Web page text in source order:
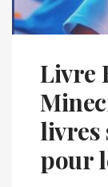
Livre
livres
pour